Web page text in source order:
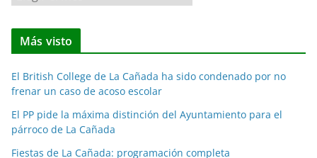
o
t
i
a
s
p
o
Más visto
El British College de La Cañada ha sido condenado por no
frenar un caso de acoso escolar
El PP pide la máxima distinción del Ayuntamiento para el
párroco de La Cañada
Fiestas de La Cañada: programación completa